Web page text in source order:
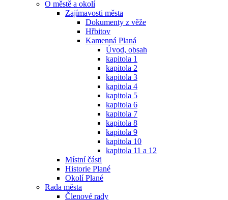
O městě a okolí
Zajímavosti města
Dokumenty z věže
Hřbitov
Kamenná Planá
Úvod, obsah
kapitola 1
kapitola 2
kapitola 3
kapitola 4
kapitola 5
kapitola 6
kapitola 7
kapitola 8
kapitola 9
kapitola 10
kapitola 11 a 12
Místní části
Historie Plané
Okolí Plané
Rada města
Členové rady